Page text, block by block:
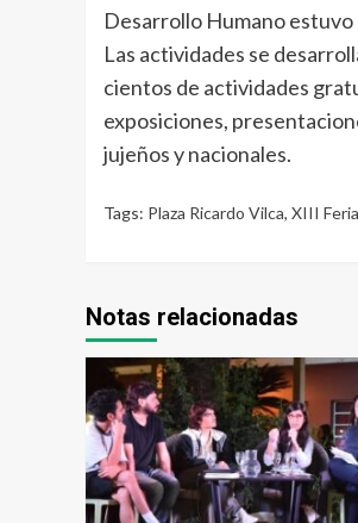
Desarrollo Humano
Las actividades se
cientos de actividades
exposiciones,
jujeños y nacionales.
Tags: Plaza Ricardo Vilca, XIII
Notas relacionadas